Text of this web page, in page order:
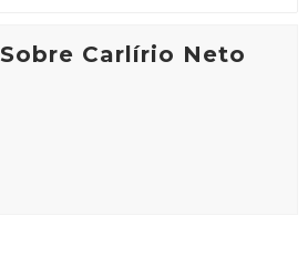
Sobre Carlírio Neto